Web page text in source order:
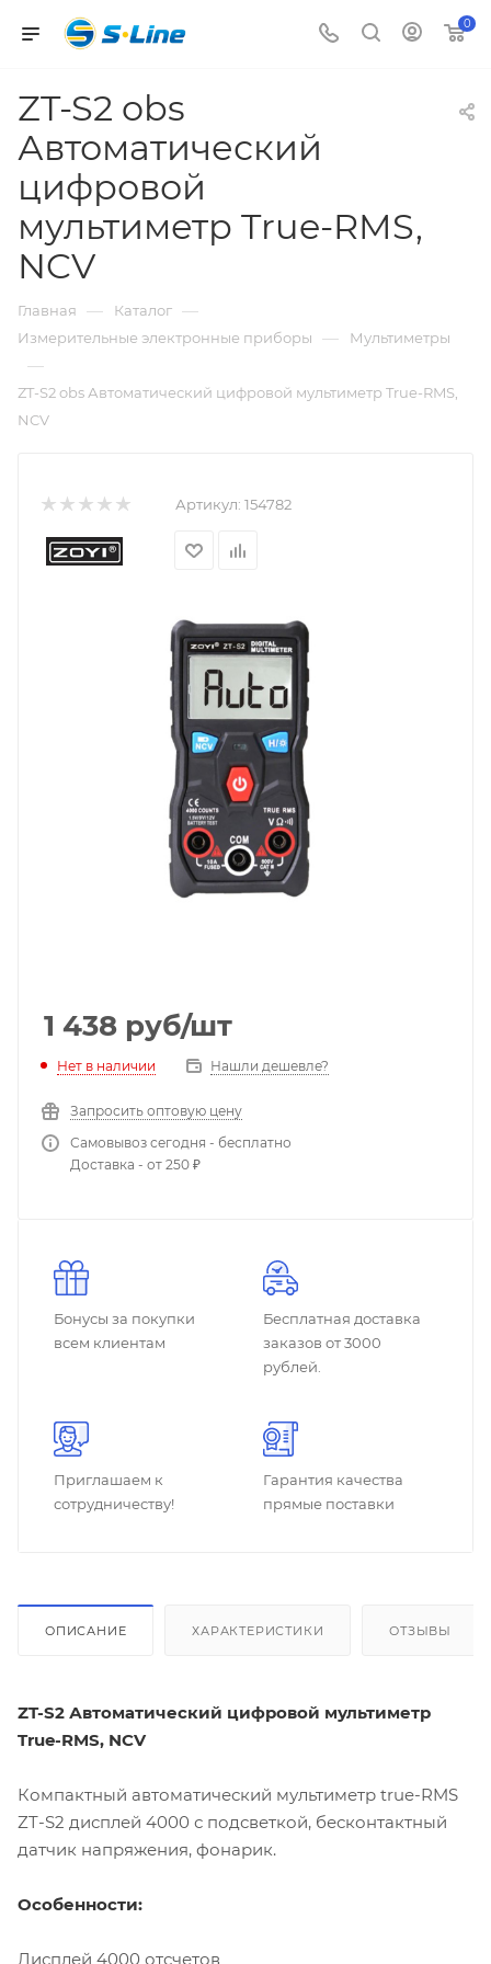
0
ZT-S2 obs
Автоматический
цифровой
мультиметр True-RMS,
NCV
Главная — Каталог —
Измерительные электронные приборы — Мультиметры
—
ZT-S2 obs Автоматический цифровой мультиметр True-RMS,
NCV
Артикул: 154782
1 438 руб/шт
Нет в наличии Нашли дешевле?
Запросить оптовую цену
Самовывоз сегодня - бесплатно
Доставка - от 250 ₽
Бонусы за покупки
всем клиентам
Бесплатная доставка
заказов от 3000
рублей.
Приглашаем к
сотрудничеству!
Гарантия качества
прямые поставки
ОПИСАНИЕ ХАРАКТЕРИСТИКИ ОТЗЫВЫ
ZT-S2 Автоматический цифровой мультиметр
True-RMS, NCV
Компактный автоматический мультиметр true-RMS
ZT-S2 дисплей 4000 с подсветкой, бесконтактный
датчик напряжения, фонарик.
Особенности:
Дисплей 4000 отсчетов